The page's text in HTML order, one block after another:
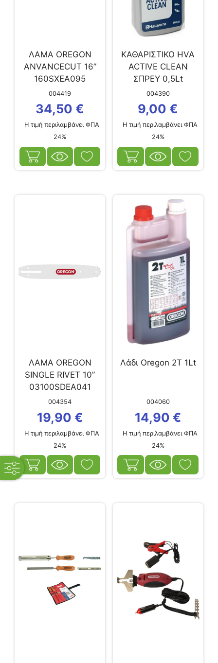
ΛΑΜΑ OREGON
ANVANCECUT 16”
160SXEA095
004419
34,50 €
Η τιμή περιλαμβάνει ΦΠΑ
24%
ΚΑΘΑΡΙΣΤΙΚΟ HVA
ACTIVE CLEAN
ΣΠΡΕΥ 0,5Lt
004390
9,00 €
Η τιμή περιλαμβάνει ΦΠΑ
24%
ΛΑΜΑ OREGON
SINGLE RIVET 10”
03100SDEA041
004354
19,90 €
Η τιμή περιλαμβάνει ΦΠΑ
24%
Λάδι Oregon 2Τ 1Lt
004060
14,90 €
Η τιμή περιλαμβάνει ΦΠΑ
24%
open
filters